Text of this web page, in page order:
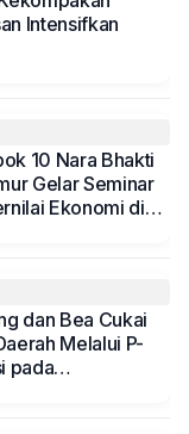
Intensifkan
10 Nara Bhakti
Gelar Seminar
Ekonomi di
dan Bea Cukai
Melalui P-
pada